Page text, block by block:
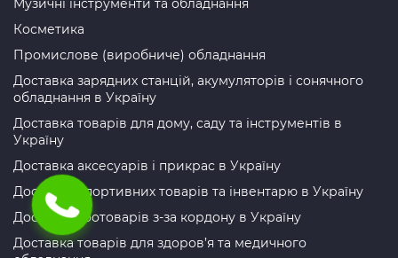
Музичні інструменти та обладнання
Косметика
Промислове (виробниче) обладнання
Доставка зарядних станцій, акумуляторів і сонячного
обладнання в Україну
Доставка товарів для дому, саду та інструментів в
Україну
Доставка аксесуарів і прикрас в Україну
Доставка спортивних товарів та інвентарю в Україну
Доставка зоотоварів з-за кордону в Україну
Доставка товарів для здоров’я та медичного